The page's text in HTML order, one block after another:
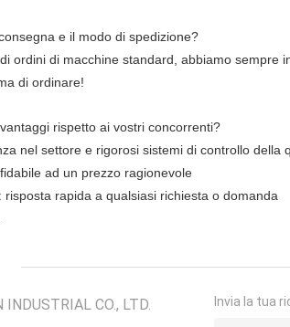
e il modo di spedizione?
ordini di macchine standard, abbiamo sempre
di ordinare!
rispetto ai vostri concorrenti?
nel settore e rigorosi sistemi di controllo della
ad un prezzo ragionevole
risposta rapida a qualsiasi richiesta o domanda
CO., LTD. Invia la tua